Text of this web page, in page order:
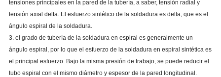
tensiones principales en la pared de la tubería, a saber, tensión radial y
tensión axial delta. El esfuerzo sintético de la soldadura es delta, que es el
ángulo espiral de la soldadura.
3. el grado de tubería de la soldadura en espiral es generalmente un
ángulo espiral, por lo que el esfuerzo de la soldadura en espiral sintética es
el principal esfuerzo. Bajo la misma presión de trabajo, se puede reducir el
tubo espiral con el mismo diámetro y espesor de la pared longitudinal.